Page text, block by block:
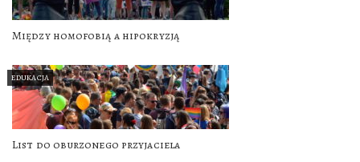
Między homofobią a hipokryzją
EDUKACJA
List do oburzonego przyjaciela